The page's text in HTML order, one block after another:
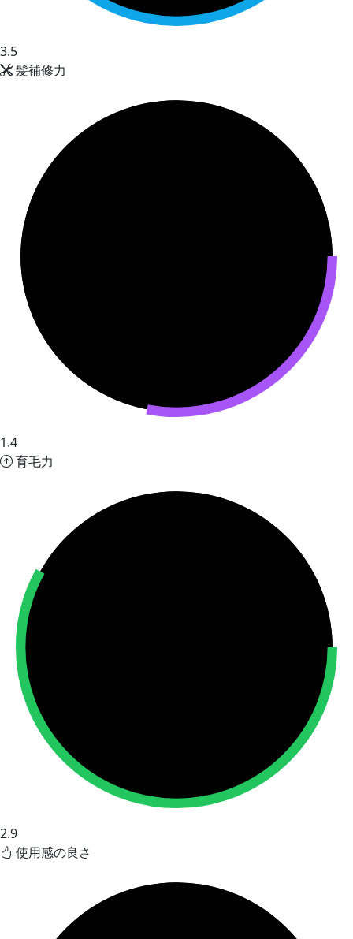
3.5
髪補修力
1.4
育毛力
2.9
使用感の良さ